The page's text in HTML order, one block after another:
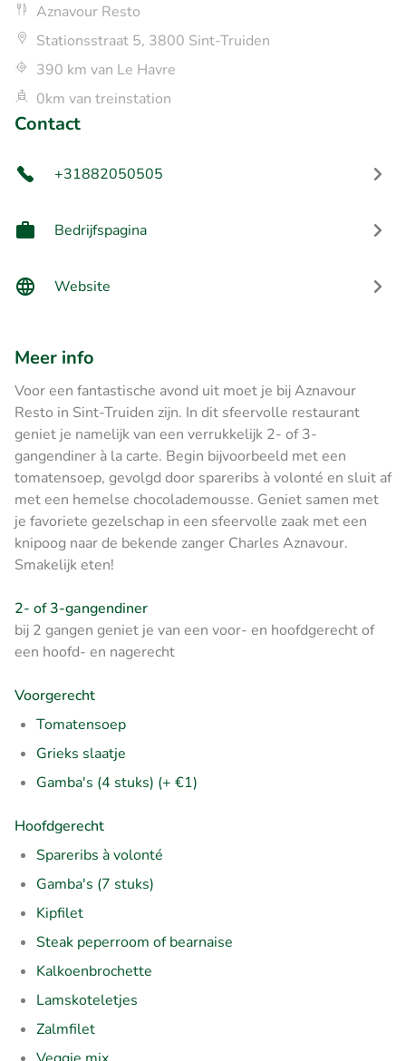
Aznavour Resto
Stationsstraat 5, 3800 Sint-Truiden
390 km van Le Havre
0km van treinstation
Contact
+31882050505
Bedrijfspagina
Website
Meer info
Voor een fantastische avond uit moet je bij Aznavour
Resto in Sint-Truiden zijn. In dit sfeervolle restaurant
geniet je namelijk van een verrukkelijk 2- of 3-
gangendiner à la carte. Begin bijvoorbeeld met een
tomatensoep, gevolgd door spareribs à volonté en sluit af
met een hemelse chocolademousse. Geniet samen met
je favoriete gezelschap in een sfeervolle zaak met een
knipoog naar de bekende zanger Charles Aznavour.
Smakelijk eten!
2- of 3-gangendiner
bij 2 gangen geniet je van een voor- en hoofdgerecht of
een hoofd- en nagerecht
Voorgerecht
Tomatensoep
Grieks slaatje
Gamba's (4 stuks) (+ €1)
Hoofdgerecht
Spareribs à volonté
Gamba's (7 stuks)
Kipfilet
Steak peperroom of bearnaise
Kalkoenbrochette
Lamskoteletjes
Zalmfilet